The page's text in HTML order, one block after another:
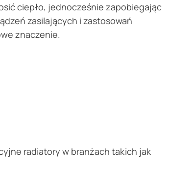
ciepło, jednocześnie zapobiegając
zasilających i zastosowań
znaczenie.
radiatory w branżach takich jak